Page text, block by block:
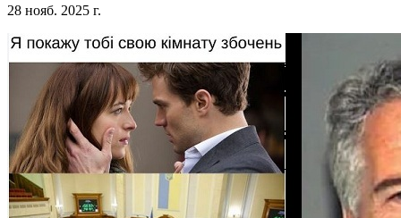
28 нояб. 2025 г.